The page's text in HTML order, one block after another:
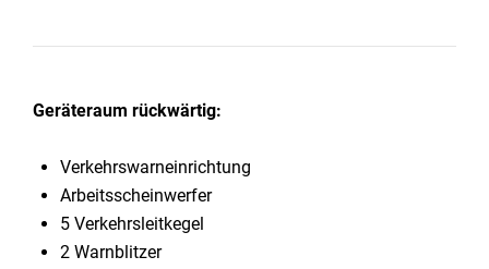
Geräteraum rückwärtig:
Verkehrswarneinrichtung
Arbeitsscheinwerfer
5 Verkehrsleitkegel
2 Warnblitzer